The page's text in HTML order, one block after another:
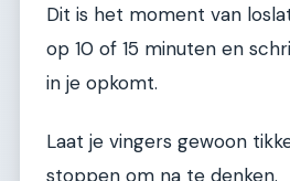
Dit is het moment van
op 10 of 15 minuten en
in je opkomt.
Laat je vingers gewoon
stoppen om na te denken.